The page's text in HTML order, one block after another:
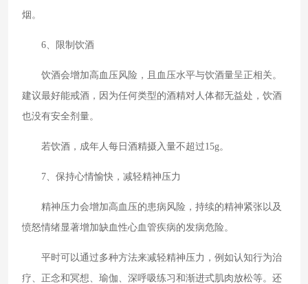
烟。
6、限制饮酒
饮酒会增加高血压风险，且血压水平与饮酒量呈正相关。
建议最好能戒酒，因为任何类型的酒精对人体都无益处，饮酒
也没有安全剂量。
若饮酒，成年人每日酒精摄入量不超过15g。
7、保持心情愉快，减轻精神压力
精神压力会增加高血压的患病风险，持续的精神紧张以及
愤怒情绪显著增加缺血性心血管疾病的发病危险。
平时可以通过多种方法来减轻精神压力，例如认知行为治
疗、正念和冥想、瑜伽、深呼吸练习和渐进式肌肉放松等。还